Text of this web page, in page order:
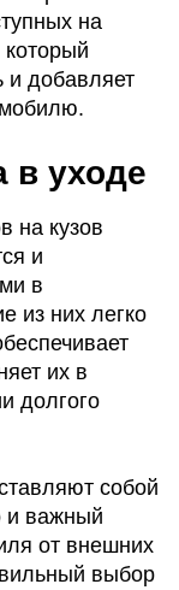
на
и добавляет
в уходе
на кузов
и
в
из них легко
их в
долгого
собой
и важный
от внешних
выбор